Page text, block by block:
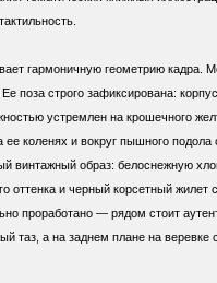
гармоничную геометрию кадра.
поза строго зафиксирована:
устремлен на крошечного
коленях и вокруг пышного
винтажный образ: белоснежную
оттенка и черный корсетный
проработано — рядом стоит
таз, а на заднем плане на